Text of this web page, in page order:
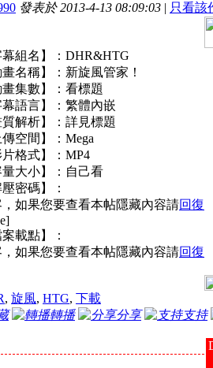
發表於 2013-4-13 08:09:03 | 只看該
幕組名】：DHR&HTG
畫名稱】：新旋風管家！
畫集數】：看標題
幕語言】：繁體內嵌
質解析】：詳見標題
傳空間】：Mega
片格式】：MP4
量大小】：自己看
壓密碼】：
如果您要查看本帖隱藏內容請回復
案載點】：
如果您要查看本帖隱藏內容請回復
, 旋風, HTG, 下載
轉播 分享 支持